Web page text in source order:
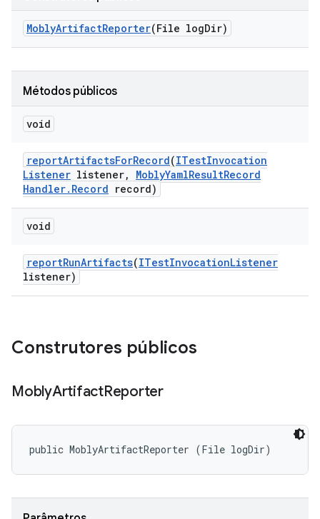
MoblyArtifactReporter(File logDir)
Métodos públicos
void
reportArtifactsForRecord(ITestInvocation
Listener listener, MoblyYamlResultRecord
Handler. Record record)
void
reportRunArtifacts(ITestInvocationListener
listener)
Construtores públicos
MoblyArtifactReporter
public MoblyArtifactReporter (File logDir)